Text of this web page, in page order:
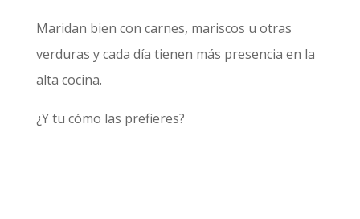
Maridan bien con carnes, mariscos u otras
verduras y cada día tienen más presencia en la
alta cocina.
¿Y tu cómo las prefieres?